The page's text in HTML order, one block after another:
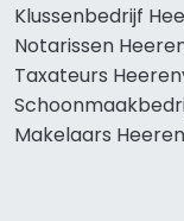
Klussenbedrijf
Notarissen
Taxateurs
Makelaars